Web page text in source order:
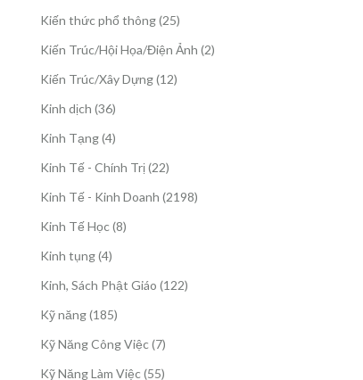
Kiến thức phổ thông 2525
sản
phẩm
Kiến Trúc/Hội Họa/Điện Ảnh 22
Kiến Trúc/Xây Dựng 1212
Kinh dịch 3636
phẩm
Kinh Tạng 44
Kinh Tế - Chính Trị 2222
phẩm
Kinh Tế - Kinh Doanh 21982198
Kinh Tế Học 88
Kinh tụng 44
phẩm
Kinh, Sách Phật Giáo 122122
Kỹ năng 185185
phẩm
Kỹ Năng Công Việc 77
Kỹ Năng Làm Việc 5555